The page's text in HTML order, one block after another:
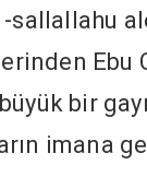
-sallallahu
Ebu
bir
imana